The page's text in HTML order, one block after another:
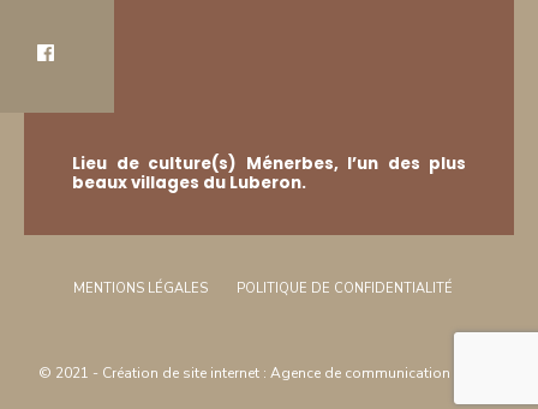
Lieu de culture(s) Ménerbes, l’un des plus
beaux villages du Luberon.
MENTIONS LÉGALES POLITIQUE DE CONFIDENTIALITÉ
© 2021 - Création de site internet : Agence de communication